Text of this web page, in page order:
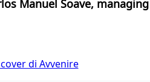
Manuel Soave,
di Avvenire